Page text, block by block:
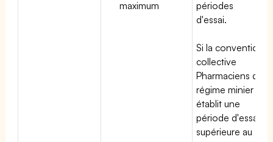
maximum
périodes
d'essai.
Si la convention
collective
Pharmaciens du
régime minier
établit une
période d'essai
supérieure au